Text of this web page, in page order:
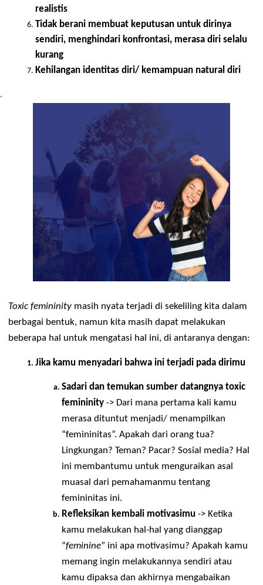
tertentu yang berwenang terhadap keputusan-
keputusannya.
Mengembangkan perasaan cemas, depresi, merasa
terisolasi
Mengembangkan patokan-patokan yang tidak
Tidak berani membuat keputusan untuk dirinya
sendiri, menghindari konfrontasi, merasa diri selalu
Kehilangan identitas diri/ kemampuan natural diri
Toxic femininity masih nyata terjadi di sekeliling kita dalam
berbagai bentuk, namun kita masih dapat melakukan
beberapa hal untuk mengatasi hal ini, di antaranya dengan:
Jika kamu menyadari bahwa ini terjadi pada dirimu
femininity -> Dari mana pertama kali kamu
merasa dituntut menjadi/ menampilkan
“femininitas”. Apakah dari orang tua?
Lingkungan? Teman? Pacar? Sosial media? Hal
ini membantumu untuk menguraikan asal